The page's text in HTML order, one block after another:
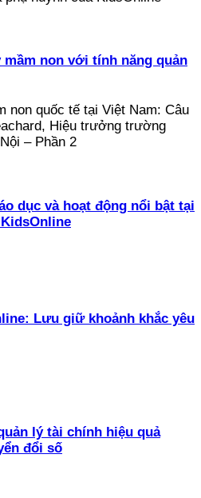
non với tính năng quản
dục và hoạt động nổi bật tại
Lưu giữ khoảnh khắc yêu
lý tài chính hiệu quả
đổi số